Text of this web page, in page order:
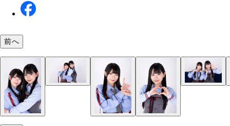
12期生の伊藤虹々美
前へ